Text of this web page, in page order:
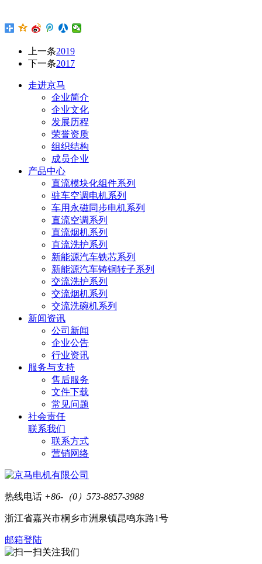
上一条2019
下一条2017
走进京马
企业简介
企业文化
发展历程
荣誉资质
组织结构
成员企业
产品中心
直流模块化组件系列
驻车空调电机系列
车用永磁同步电机系列
直流空调系列
直流烟机系列
直流洗护系列
新能源汽车铁芯系列
新能源汽车铸铜转子系列
交流洗护系列
交流烟机系列
交流洗碗机系列
新闻资讯
公司新闻
企业公告
行业资讯
服务与支持
售后服务
文件下载
常见问题
社会责任
联系我们
联系方式
营销网络
热线电话 +86-（0）573-8857-3988
浙江省嘉兴市桐乡市洲泉镇昆鸣东路1号
邮箱登陆